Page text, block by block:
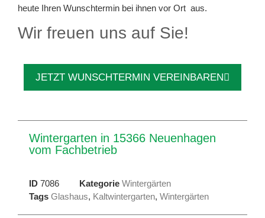
heute Ihren Wunschtermin bei ihnen vor Ort aus.
Wir freuen uns auf Sie!
JETZT WUNSCHTERMIN VEREINBAREN
Wintergarten in 15366 Neuenhagen
vom Fachbetrieb
ID 7086 Kategorie Wintergärten
Tags Glashaus, Kaltwintergarten, Wintergärten